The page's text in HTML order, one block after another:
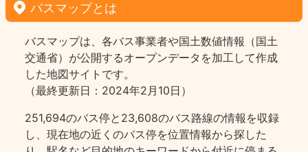
バスマップとは
バスマップは、各バス事業者や国土数値情報（国土
交通省）が公開するオープンデータを加工して作成
した地図サイトです。
（最終更新日：2024年2月10日）
251,694のバス停と23,608のバス路線の情報を収録
し、現在地の近くのバス停を位置情報から探した